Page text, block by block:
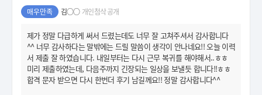
매우만족 김○○ 개인첨삭 공개
제가 정말 다급하게 써서 드렸는데도 너무 잘 고쳐주셔서 감사합니다
^^ 너무 감사하다는 말밖에는 드릴 말씀이 생각이 안나네요!! 오늘 이력
서 제출 잘 하였습니다. 내일부터는 다시 근무 복귀를 해야해서..ㅎㅎ
미리 제출하였는데, 다음주까지 긴장되는 일상을 보낼듯 합니다!!ㅎㅎ
합격 문자 받으면 다시 한번더 후기 남길께요!! 정말 감사합니다^^